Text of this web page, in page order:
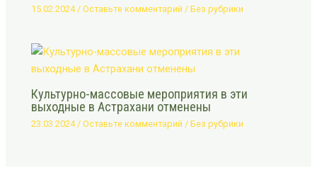
15.02.2024 /Оставьте комментарий /Без рубрики
Культурно-массовые мероприятия в эти
выходные в Астрахани отменены
23.03.2024/Оставьте комментарий /Без рубрики